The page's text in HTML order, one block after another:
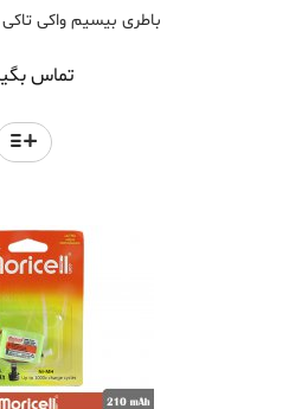
باطری بیسیم واکی تاکی M4002 موریسل
تماس